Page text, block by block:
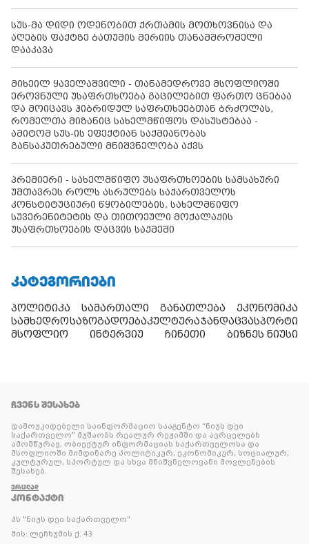
სუს-მა დიდი ოდენობით ქრთამის მოთხოვნისა და
აღების ფაქტზე ბათუმის მერიის თანამშრომელი
დააკავა
მიხეილ ყაველაშვილი - თანამედროვე მსოფლიოში
ეროვნული უსაფრთხოება გაცილებით ფართო ცნებაა
და მოიცავს ჰიბრიდულ საფრთხეებთან ბრძოლას,
რომელთა მიზანიც სახელმწიფოს დასუსტებაა -
ამიტომ სუს-ის ეფექტიან საქმიანობას
განსაკუთრებული მნიშვნელობა აქვს
პრემიერი - სახელმწიფო უსაფრთხოების სამსახური
უმთავრეს როლს ასრულებს საქართველოს
კონსტიტუციური წყობილების, სახელმწიფო
სუვერენიტეტის და თითოეული მოქალაქის
უსაფრთხოების დაცვის საქმეში
ᲙᲐᲢᲔᲒᲝᲠᲘᲔᲑᲘ
პოლიტიკა სამართალი განათლება
ეკონომიკა
სამხედროსაზოგადოებაკულტურაჯანდაცვასპორტი
მსოფლიო
ინტერვიუ ჩინეთი ბიზნეს ნიუსი
ᲩᲕᲔᲜᲡ ᲨᲔᲡᲐᲮᲔᲑ
დამოუკიდებელი საინფორმაციო სააგენტო “ნიუს დეი
საქართველო” მუშაობს რეალურ რეჟიმში და ავრცელებს
ამომწურავ, ობიექტურ ინფორმაციას საქართველოსა და
მსოფლიოში მიმდინარე პოლიტიკურ, ეკონომიკურ, სოციალურ,
კულტურულ, სპორტულ და სხვა მნიშვნელოვანი მოვლენების
შესახებ.
ᲕᲠᲪᲚᲐᲓ
ᲙᲝᲜᲢᲐᲥᲢᲘ
პს "ნიუს დეი საქართველო"
მის: ლეჩხუმის ქ. 43